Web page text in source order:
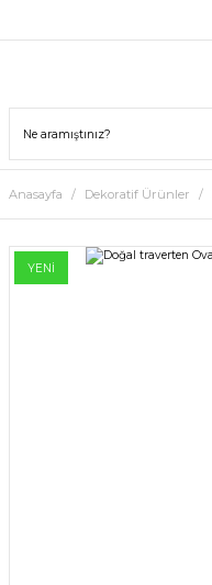
Anasayfa Dekoratif Ürünler
YENİ